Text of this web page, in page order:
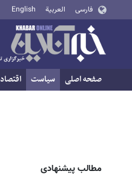
فارسی العربية English
صفحه اصلی سیاست اقتصاد
مطالب پیشنهادی